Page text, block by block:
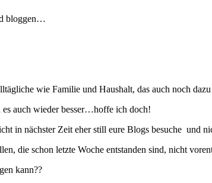
bloggen…
wie Familie und Haushalt, das auch noch
auch wieder besser…hoffe ich doch!
in nächster Zeit eher still eure Blogs besuche und
die schon letzte Woche entstanden sind, nicht
kann??